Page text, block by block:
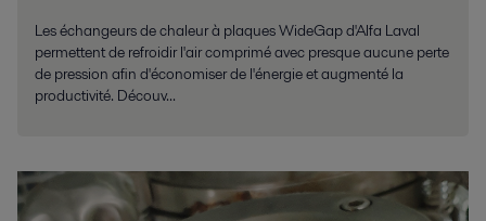
Les échangeurs de chaleur à plaques WideGap d'Alfa Laval
permettent de refroidir l'air comprimé avec presque aucune perte
de pression afin d'économiser de l'énergie et augmenté la
productivité. Découv...